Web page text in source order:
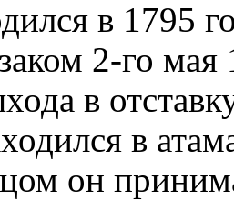
в 1795
2-го мая
в
в
он